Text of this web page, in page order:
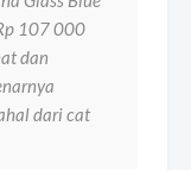
107 000
dan
dari cat